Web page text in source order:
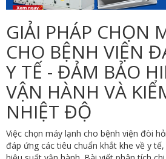
GIẢI PHÁP CHỌN
CHO BỆNH VIỆN
Y TẾ - ĐẢM BẢO
VẬN HÀNH VÀ
NHIỆT ĐỘ
Việc chọn máy lạnh cho bệnh viện đòi
đáp ứng các tiêu chuẩn khắt khe về y